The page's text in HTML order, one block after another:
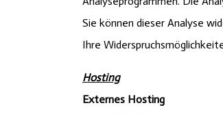
Sie können dieser Analyse
Ihre
Hosting
Externes Hosting